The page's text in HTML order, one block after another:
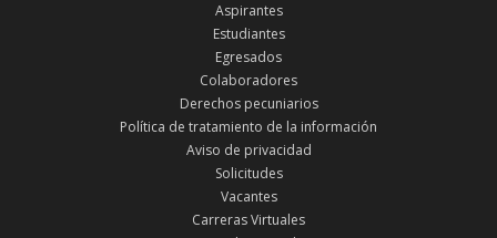
Aspirantes
Estudiantes
Egresados
Colaboradores
Derechos pecuniarios
Política de tratamiento de la información
Aviso de privacidad
Solicitudes
Vacantes
Carreras Virtuales